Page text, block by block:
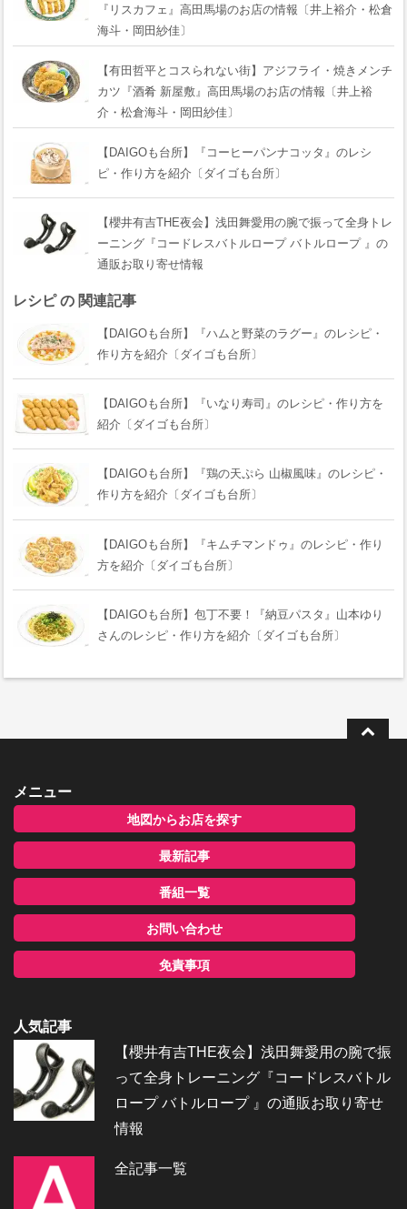
『リスカフェ』高田馬場のお店の情報〔井上裕介・松倉
海斗・岡田紗佳〕
【有田哲平とコスられない街】アジフライ・焼きメンチ
カツ『酒肴 新屋敷』高田馬場のお店の情報〔井上裕
介・松倉海斗・岡田紗佳〕
【DAIGOも台所】『コーヒーパンナコッタ』のレシ
ピ・作り方を紹介〔ダイゴも台所〕
【櫻井有吉THE夜会】浅田舞愛用の腕で振って全身トレ
ーニング『コードレスバトルロープ バトルロープ 』の
通販お取り寄せ情報
レシピ の 関連記事
【DAIGOも台所】『ハムと野菜のラグー』のレシピ・
作り方を紹介〔ダイゴも台所〕
【DAIGOも台所】『いなり寿司』のレシピ・作り方を
紹介〔ダイゴも台所〕
【DAIGOも台所】『鶏の天ぷら 山椒風味』のレシピ・
作り方を紹介〔ダイゴも台所〕
【DAIGOも台所】『キムチマンドゥ』のレシピ・作り
方を紹介〔ダイゴも台所〕
【DAIGOも台所】包丁不要！『納豆パスタ』山本ゆり
さんのレシピ・作り方を紹介〔ダイゴも台所〕
メニュー
地図からお店を探す
最新記事
番組一覧
お問い合わせ
免責事項
人気記事
【櫻井有吉THE夜会】浅田舞愛用の腕で振
って全身トレーニング『コードレスバトル
ロープ バトルロープ 』の通販お取り寄せ
情報
全記事一覧